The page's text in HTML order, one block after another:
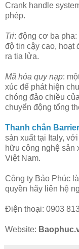
Crank handle
phép.
Tri: động cơ ba
độ tin cậy cao, hoạt
ra tia lửa.
Mã hóa quy nạp:
xúc để phát hiện
chóng đảo chiều
chuyển động tổng
Thanh chắn
sản xuất tại Italy,
hữu công nghệ sản
Việt Nam.
Công ty Bảo Phúc
quyền hãy liên hệ
Điện thoại: 0903
Website: